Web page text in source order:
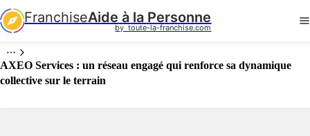
FranchiseAide à la Personne
by  toute-la-franchise.com
AXEO Services : un réseau engagé qui renforce sa dynamique
collective sur le terrain